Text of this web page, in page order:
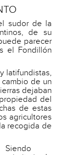
sudor de la
de su
parecer
el Fondillón
latifundistas,
de un
dejaban
del
de estas
agricultores
recogida de
Siendo